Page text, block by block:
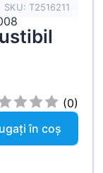
SKU: T2516211
(0)
în coș